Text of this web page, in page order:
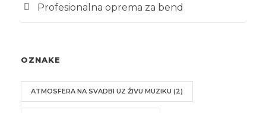
Profesionalna oprema za bend
OZNAKE
ATMOSFERA NA SVADBI UZ ŽIVU MUZIKU (2)